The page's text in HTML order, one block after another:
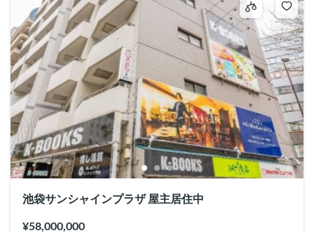
池袋サンシャインプラザ 屋主居住中
¥58,000,000